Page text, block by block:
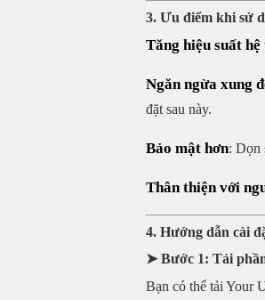
3. Ưu điểm khi sử
Tăng hiệu suất hệ
Ngăn ngừa xung
đặt sau này.
Bảo mật hơn: Dọn
Thân thiện với
4. Hướng dẫn cài
➤ Bước 1: Tải
Bạn có thể tải Your